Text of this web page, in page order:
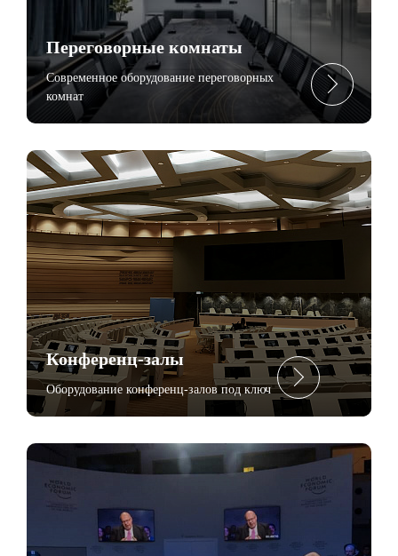
Переговорные комнаты
Современное оборудование переговорных
комнат
Конференц-залы
Оборудование конференц-залов под ключ